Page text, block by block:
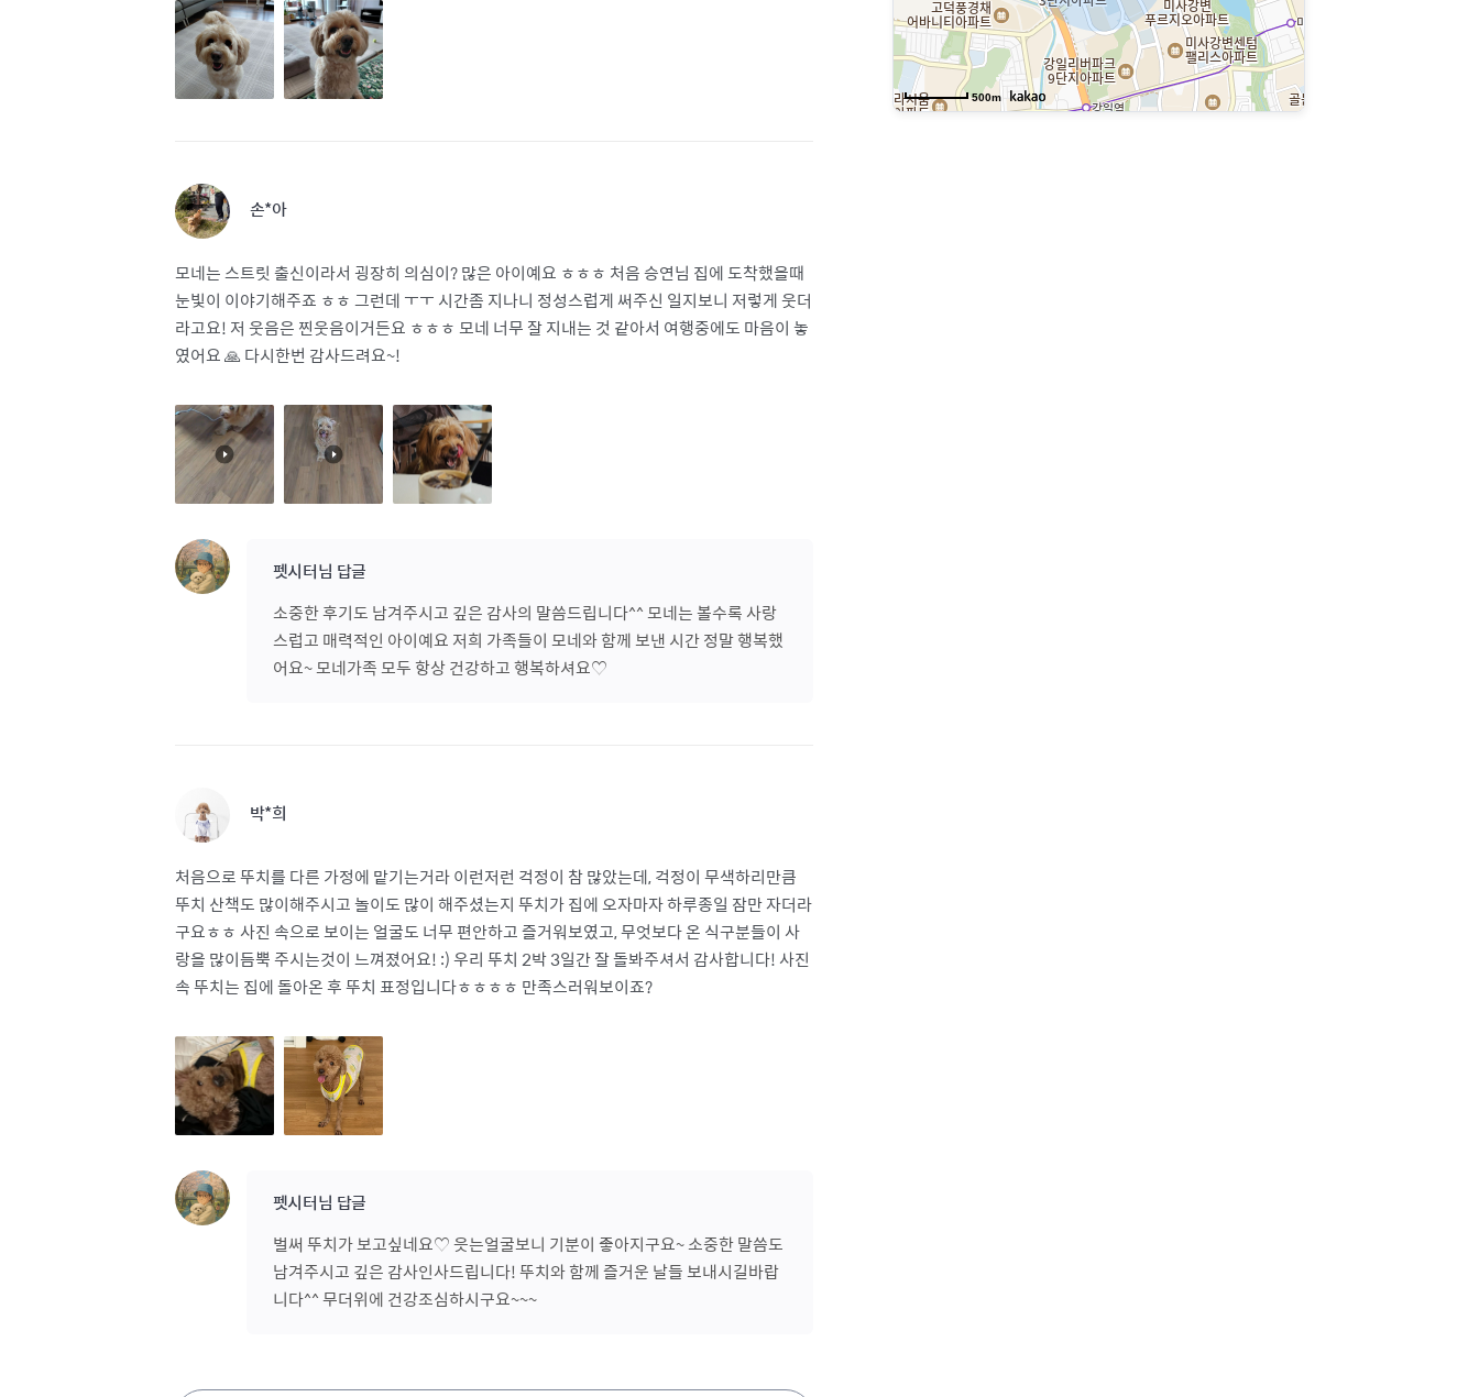
손*아
모네는 스트릿 출신이라서 굉장히 의심이? 많은 아이예요 ㅎㅎㅎ 처음 승연님 집에 도착했을때
눈빛이 이야기해주죠 ㅎㅎ 그런데 ㅜㅜ 시간좀 지나니 정성스럽게 써주신 일지보니 저렇게 웃더
라고요! 저 웃음은 찐웃음이거든요 ㅎㅎㅎ 모네 너무 잘 지내는 것 같아서 여행중에도 마음이 놓
였어요 🙏 다시한번 감사드려요~!
펫시터님 답글
소중한 후기도 남겨주시고 깊은 감사의 말씀드립니다^^ 모네는 볼수록 사랑
스럽고 매력적인 아이예요 저희 가족들이 모네와 함께 보낸 시간 정말 행복했
어요~ 모네가족 모두 항상 건강하고 행복하셔요♡
박*희
처음으로 뚜치를 다른 가정에 맡기는거라 이런저런 걱정이 참 많았는데, 걱정이 무색하리만큼
뚜치 산책도 많이해주시고 놀이도 많이 해주셨는지 뚜치가 집에 오자마자 하루종일 잠만 자더라
구요ㅎㅎ 사진 속으로 보이는 얼굴도 너무 편안하고 즐거워보였고, 무엇보다 온 식구분들이 사
랑을 많이듬뿍 주시는것이 느껴졌어요! :) 우리 뚜치 2박 3일간 잘 돌봐주셔서 감사합니다! 사진
속 뚜치는 집에 돌아온 후 뚜치 표정입니다ㅎㅎㅎㅎ 만족스러워보이죠?
펫시터님 답글
벌써 뚜치가 보고싶네요♡ 읏는얼굴보니 기분이 좋아지구요~ 소중한 말씀도
남겨주시고 깊은 감사인사드립니다! 뚜치와 함께 즐거운 날들 보내시길바랍
니다^^ 무더위에 건강조심하시구요~~~
500m